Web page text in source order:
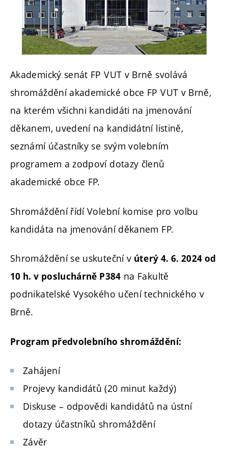
Akademický senát FP VUT v Brně svolává
shromáždění akademické obce FP VUT v Brně,
na kterém všichni kandidáti na jmenování
děkanem, uvedení na kandidátní listině,
seznámí účastníky se svým volebním
programem a zodpoví dotazy členů
akademické obce FP.
Shromáždění řídí Volební komise pro volbu
kandidáta na jmenování děkanem FP.
Shromáždění se uskuteční v úterý 4. 6. 2024 od
10 h. v posluchárně P384 na Fakultě
podnikatelské Vysokého učení technického v
Brně.
Program předvolebního shromáždění:
Zahájení
Projevy kandidátů (20 minut každý)
Diskuse – odpovědi kandidátů na ústní
dotazy účastníků shromáždění
Závěr